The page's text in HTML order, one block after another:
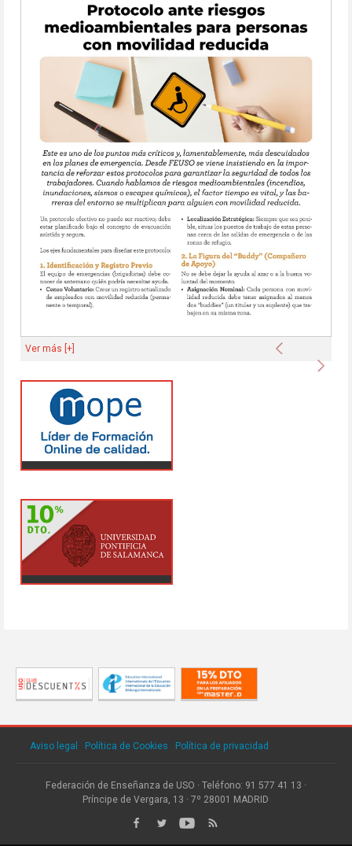
Anterior
Ver más [+]
Aviso legal Política de Cookies Política de privacidad
Federación de Enseñanza de USO · Teléfono: 91 577 41 13 ·
Príncipe de Vergara, 13 · 7º 28001 MADRID